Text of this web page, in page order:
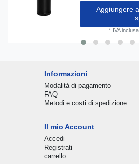
Aggiungere
* IVA inclusa
Informazioni
Modalità di pagamento
FAQ
Metodi e costi di spedizione
Il mio Account
Accedi
Registrati
carrello